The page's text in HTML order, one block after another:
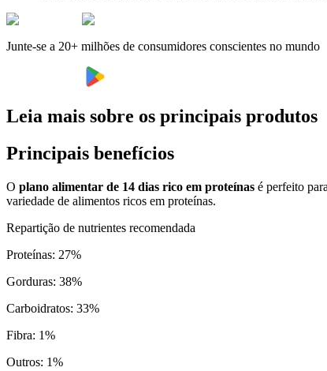
Junte-se a 20+ milhões de consumidores conscientes no mundo
Leia mais sobre os principais produtos
Principais benefícios
O plano alimentar de 14 dias rico em proteínas é perfeito
variedade de alimentos ricos em proteínas.
Repartição de nutrientes recomendada
Proteínas: 27%
Gorduras: 38%
Carboidratos: 33%
Fibra: 1%
Outros: 1%